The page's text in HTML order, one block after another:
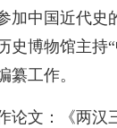
加中国近代史
史博物馆主持
纂工作。
论文：《两汉